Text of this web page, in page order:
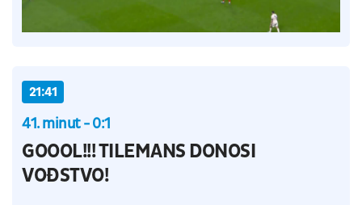
21:41
41. minut - 0:1
GOOOL!!! TILEMANS DONOSI
VOĐSTVO!